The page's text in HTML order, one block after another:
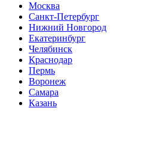
Москва
Санкт-Петербург
Нижний Новгород
Екатеринбург
Челябинск
Краснодар
Пермь
Воронеж
Самара
Казань